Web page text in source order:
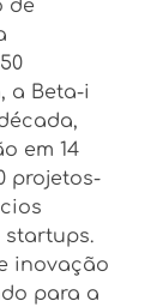
de
a Beta-i
em 14
projetos-
startups.
inovação
para a